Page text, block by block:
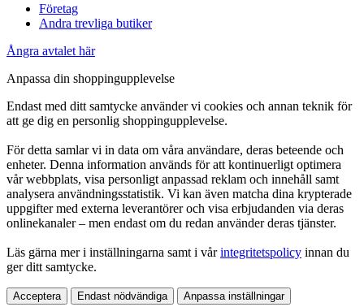
Företag
Andra trevliga butiker
Ångra avtalet här
Anpassa din shoppingupplevelse
Endast med ditt samtycke använder vi cookies och annan teknik för
att ge dig en personlig shoppingupplevelse.
För detta samlar vi in data om våra användare, deras beteende och
enheter. Denna information används för att kontinuerligt optimera
vår webbplats, visa personligt anpassad reklam och innehåll samt
analysera användningsstatistik. Vi kan även matcha dina krypterade
uppgifter med externa leverantörer och visa erbjudanden via deras
onlinekanaler – men endast om du redan använder deras tjänster.
Läs gärna mer i inställningarna samt i vårintegritetspolicy innan du
ger ditt samtycke.
Acceptera Endast nödvändiga Anpassa inställningar